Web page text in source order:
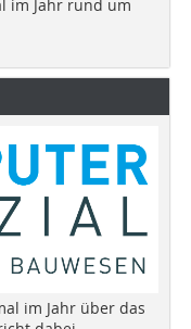
im Jahr rund um
im Jahr über das